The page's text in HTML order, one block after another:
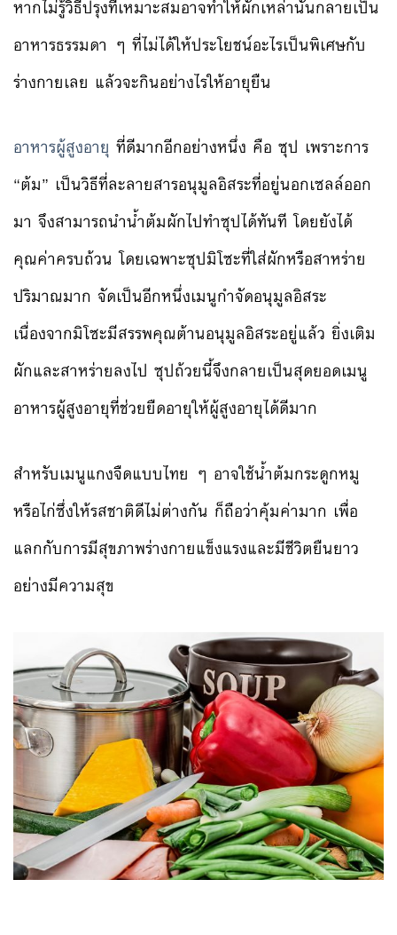
หากไม่รู้วิธีปรุงที่เหมาะสมอาจทำให้ผักเหล่านั้นกลายเป็น
อาหารธรรมดา ๆ ที่ไม่ได้ให้ประโยชน์อะไรเป็นพิเศษกับ
ร่างกายเลย แล้วจะกินอย่างไรให้อายุยืน
อาหารผู้สูงอายุ ที่ดีมากอีกอย่างหนึ่ง คือ ซุป เพราะการ
“ต้ม” เป็นวิธีที่ละลายสารอนุมูลอิสระที่อยู่นอกเซลล์ออก
มา จึงสามารถนำน้ำต้มผักไปทำซุปได้ทันที โดยยังได้
คุณค่าครบถ้วน โดยเฉพาะซุปมิโซะที่ใส่ผักหรือสาหร่าย
ปริมาณมาก จัดเป็นอีกหนึ่งเมนูกำจัดอนุมูลอิสระ
เนื่องจากมิโซะมีสรรพคุณต้านอนุมูลอิสระอยู่แล้ว ยิ่งเติม
ผักและสาหร่ายลงไป ซุปถ้วยนี้จึงกลายเป็นสุดยอดเมนู
อาหารผู้สูงอายุที่ช่วยยืดอายุให้ผู้สูงอายุได้ดีมาก
สำหรับเมนูแกงจืดแบบไทย ๆ อาจใช้น้ำต้มกระดูกหมู
หรือไก่ซึ่งให้รสชาติดีไม่ต่างกัน ก็ถือว่าคุ้มค่ามาก เพื่อ
แลกกับการมีสุขภาพร่างกายแข็งแรงและมีชีวิตยืนยาว
อย่างมีความสุข